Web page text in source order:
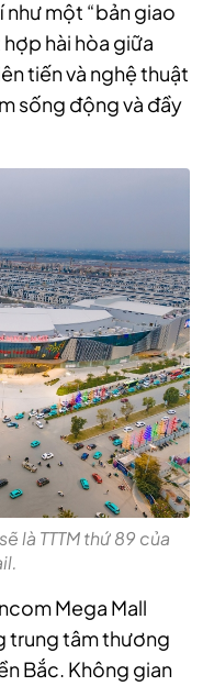
như một “bản giao
hài hòa giữa
tiến và nghệ thuật
sống động và đầy
là TTTM thứ 89 của
Mega Mall
trung tâm thương
Bắc. Không gian